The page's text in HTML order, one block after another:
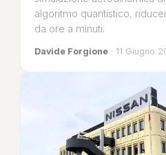
algoritmo quantistico,
da ore a minuti.
Davide Forgione · 11 Giugno